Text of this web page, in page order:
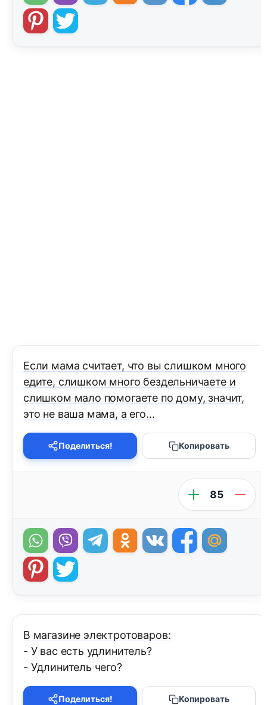
Если мама считает, что вы слишком много
едите, слишком много бездельничаете и
слишком мало помогаете по дому, значит,
это не ваша мама, а его...
Поделиться! Копировать
85
В магазине электротоваров:
- У вас есть удлинитель?
- Удлинитель чего?
Поделиться! Копировать